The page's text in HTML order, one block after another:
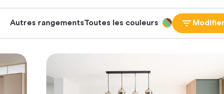
Autres rangementsToutes les couleurs